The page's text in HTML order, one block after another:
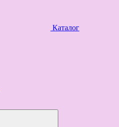
Каталог